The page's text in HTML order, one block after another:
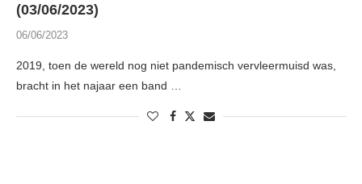
(03/06/2023)
06/06/2023
2019, toen de wereld nog niet pandemisch vervleermuisd was,
bracht in het najaar een band …